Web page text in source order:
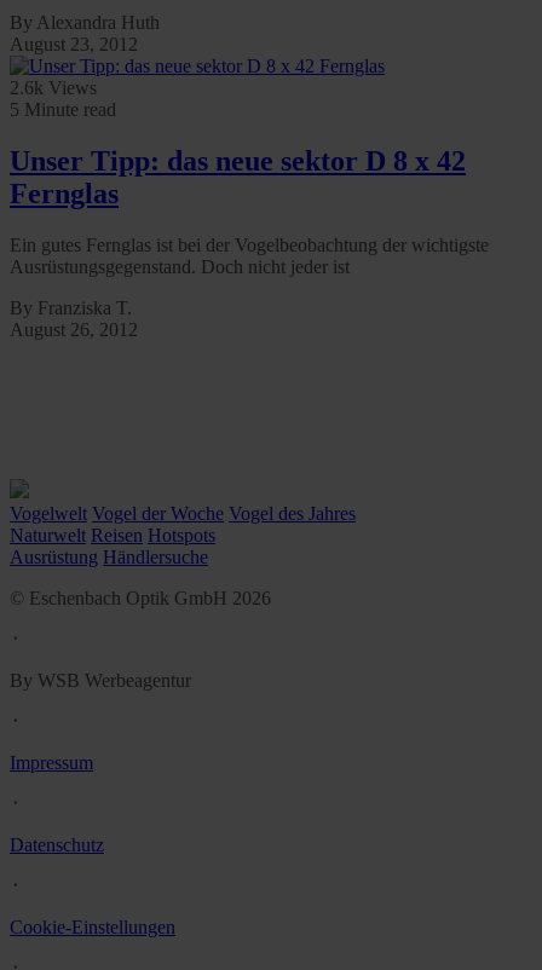
By Alexandra Huth
August 23, 2012
2.6k Views
5 Minute read
Unser Tipp: das neue sektor D 8 x 42
Fernglas
Ein gutes Fernglas ist bei der Vogelbeobachtung der wichtigste
Ausrüstungsgegenstand. Doch nicht jeder ist
By Franziska T.
August 26, 2012
Vogelwelt Vogel der Woche Vogel des Jahres
Naturwelt Reisen Hotspots
Ausrüstung Händlersuche
© Eschenbach Optik GmbH 2026
᛫
By WSB Werbeagentur
᛫
Impressum
᛫
Datenschutz
᛫
Cookie-Einstellungen